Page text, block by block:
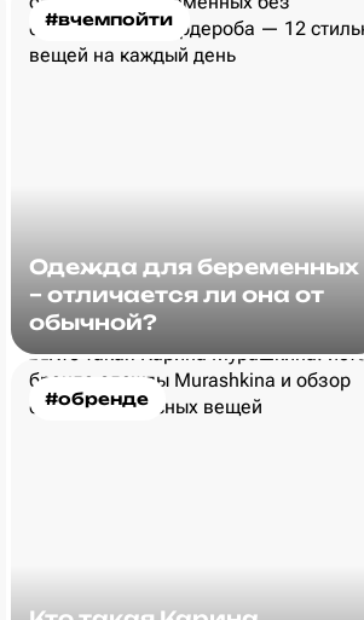
#вчемпойти
Одежда для беременных
– отличается ли она от
обычной?
#обренде